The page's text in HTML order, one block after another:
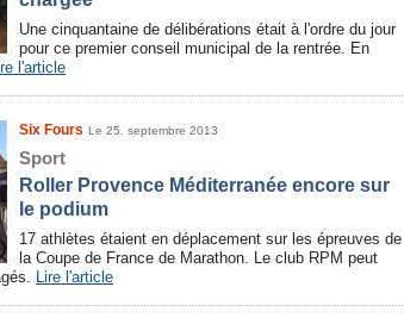
Une cinquantaine de délibérations était à l'ordre du jour
pour ce premier conseil municipal de la rentrée. En
l'article
Six Fours Le 25. septembre 2013
Sport
Roller Provence Méditerranée encore sur
le podium
17 athlètes étaient en déplacement sur les épreuves de
la Coupe de France de Marathon. Le club RPM peut
Lire l'article